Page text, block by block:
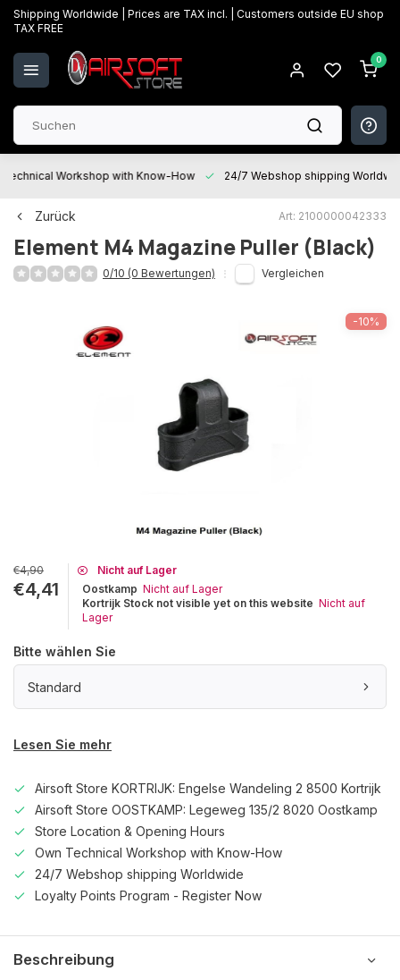
Shipping Worldwide | Prices are TAX incl. | Customers outside EU shop
TAX FREE
0
Technical Workshop with Know-How 24/7 Webshop shipping
Zurück Art: 2100000042333
Element M4 Magazine Puller (Black)
0/10 (0 Bewertungen) Vergleichen
-10%
€4,90
€4,41
Nicht auf Lager
Oostkamp Nicht auf Lager
Kortrijk Stock not visible yet on this website Nicht auf
Lager
Bitte wählen Sie
Standard
Lesen Sie mehr
Airsoft Store KORTRIJK: Engelse Wandeling 2 8500 Kortrijk
Airsoft Store OOSTKAMP: Legeweg 135/2 8020 Oostkamp
Store Location & Opening Hours
Own Technical Workshop with Know-How
24/7 Webshop shipping Worldwide
Loyalty Points Program - Register Now
Beschreibung